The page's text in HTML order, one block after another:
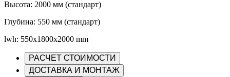
Высота: 2000 мм (стандарт)
Глубина: 550 мм (стандарт)
lwh: 550x1800x2000 mm
РАСЧЕТ СТОИМОСТИ
ДОСТАВКА И МОНТАЖ